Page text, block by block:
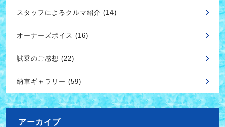
スタッフによるクルマ紹介 (14)
オーナーズボイス (16)
試乗のご感想 (22)
納車ギャラリー (59)
アーカイブ